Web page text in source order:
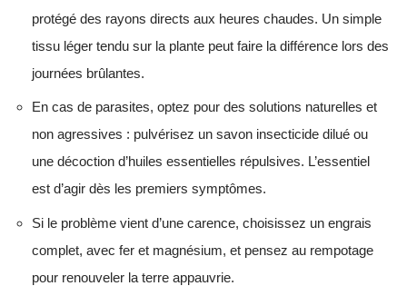
protégé des rayons directs aux heures chaudes. Un simple
tissu léger tendu sur la plante peut faire la différence lors des
journées brûlantes.
En cas de parasites, optez pour des solutions naturelles et
non agressives : pulvérisez un savon insecticide dilué ou
une décoction d’huiles essentielles répulsives. L’essentiel
est d’agir dès les premiers symptômes.
Si le problème vient d’une carence, choisissez un engrais
complet, avec fer et magnésium, et pensez au rempotage
pour renouveler la terre appauvrie.